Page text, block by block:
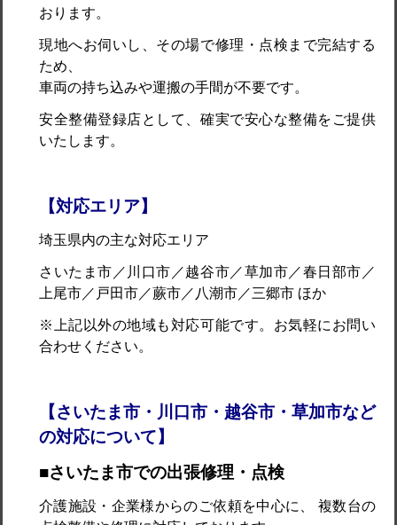
おります。
現地へお伺いし、その場で修理・点検まで完結する
ため、
車両の持ち込みや運搬の手間が不要です。
安全整備登録店として、確実で安心な整備をご提供
いたします。
【対応エリア】
埼玉県内の主な対応エリア
さいたま市／川口市／越谷市／草加市／春日部市／
上尾市／戸田市／蕨市／八潮市／三郷市 ほか
※上記以外の地域も対応可能です。お気軽にお問い
合わせください。
【さいたま市・川口市・越谷市・草加市など
の対応について】
■さいたま市での出張修理・点検
介護施設・企業様からのご依頼を中心に、 複数台の